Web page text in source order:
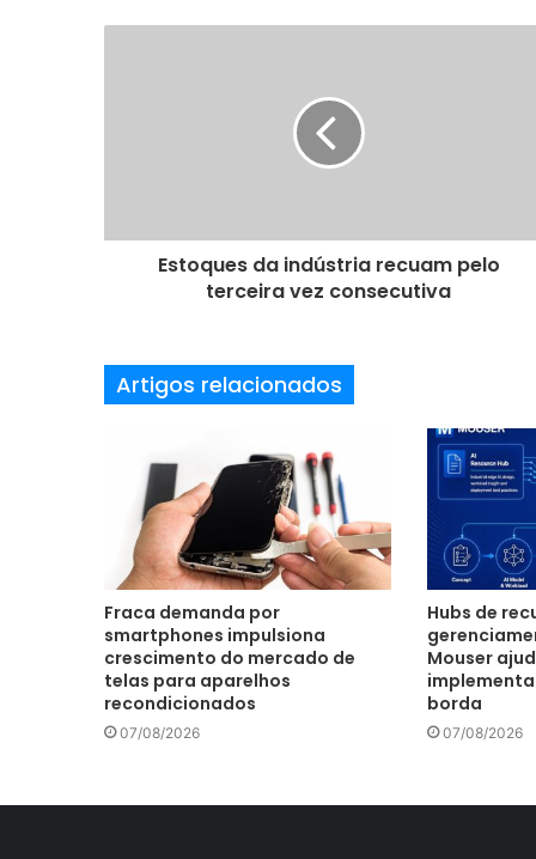
e
a
i
Estoques da indústria recuam pelo
terceira vez consecutiva
Artigos relacionados
Fraca demanda por
smartphones impulsiona
crescimento do mercado de
telas para aparelhos
recondicionados
07/08/2026
Hubs de
Mouser
borda
07/08/2026